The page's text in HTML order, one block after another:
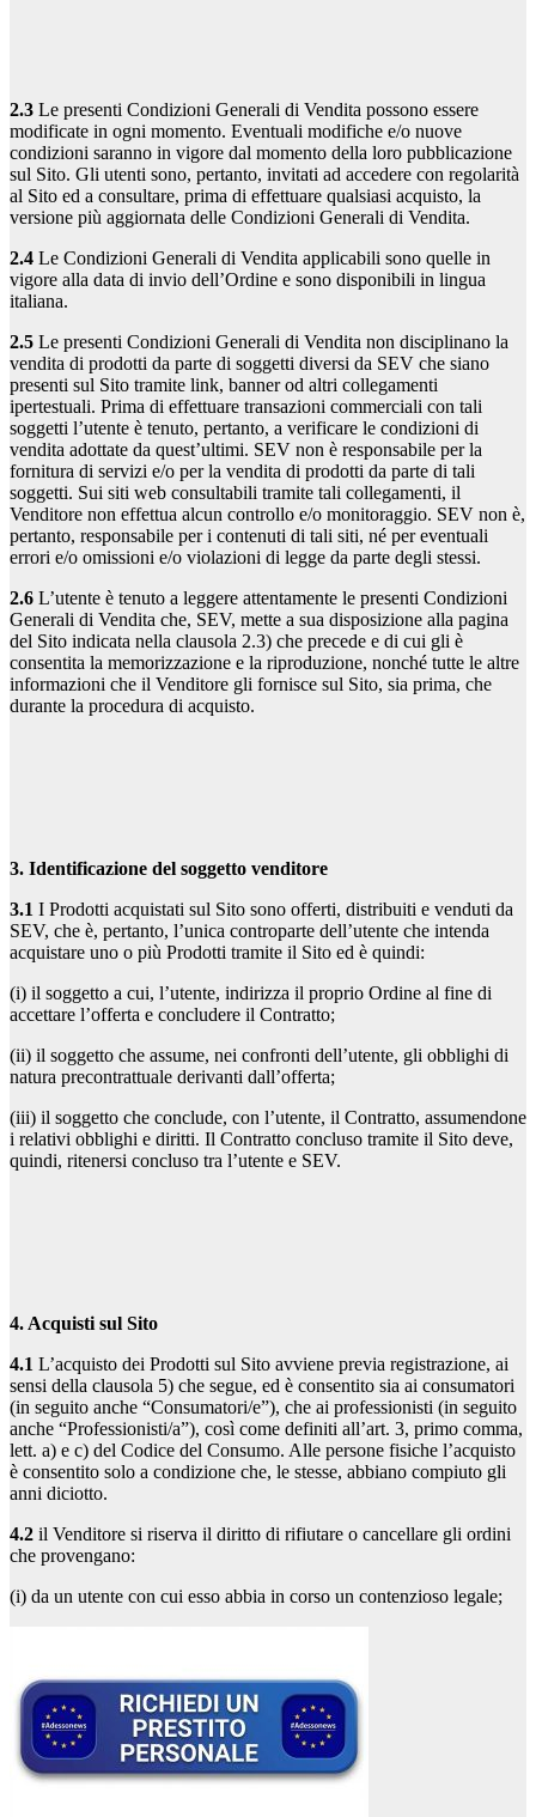
2.3 Le presenti Condizioni Generali di Vendita possono essere
modificate in ogni momento. Eventuali modifiche e/o nuove
condizioni saranno in vigore dal momento della loro pubblicazione
sul Sito. Gli utenti sono, pertanto, invitati ad accedere con regolarità
al Sito ed a consultare, prima di effettuare qualsiasi acquisto, la
versione più aggiornata delle Condizioni Generali di Vendita.
2.4 Le Condizioni Generali di Vendita applicabili sono quelle in
vigore alla data di invio dell’Ordine e sono disponibili in lingua
italiana.
2.5 Le presenti Condizioni Generali di Vendita non disciplinano la
vendita di prodotti da parte di soggetti diversi da SEV che siano
presenti sul Sito tramite link, banner od altri collegamenti
ipertestuali. Prima di effettuare transazioni commerciali con tali
soggetti l’utente è tenuto, pertanto, a verificare le condizioni di
vendita adottate da quest’ultimi. SEV non è responsabile per la
fornitura di servizi e/o per la vendita di prodotti da parte di tali
soggetti. Sui siti web consultabili tramite tali collegamenti, il
Venditore non effettua alcun controllo e/o monitoraggio. SEV non è,
pertanto, responsabile per i contenuti di tali siti, né per eventuali
errori e/o omissioni e/o violazioni di legge da parte degli stessi.
2.6 L’utente è tenuto a leggere attentamente le presenti Condizioni
Generali di Vendita che, SEV, mette a sua disposizione alla pagina
del Sito indicata nella clausola 2.3) che precede e di cui gli è
consentita la memorizzazione e la riproduzione, nonché tutte le altre
informazioni che il Venditore gli fornisce sul Sito, sia prima, che
durante la procedura di acquisto.
3. Identificazione del soggetto venditore
3.1 I Prodotti acquistati sul Sito sono offerti, distribuiti e venduti da
SEV, che è, pertanto, l’unica controparte dell’utente che intenda
acquistare uno o più Prodotti tramite il Sito ed è quindi:
(i) il soggetto a cui, l’utente, indirizza il proprio Ordine al fine di
accettare l’offerta e concludere il Contratto;
(ii) il soggetto che assume, nei confronti dell’utente, gli obblighi di
natura precontrattuale derivanti dall’offerta;
(iii) il soggetto che conclude, con l’utente, il Contratto, assumendone
i relativi obblighi e diritti. Il Contratto concluso tramite il Sito deve,
quindi, ritenersi concluso tra l’utente e SEV.
4. Acquisti sul Sito
4.1 L’acquisto dei Prodotti sul Sito avviene previa registrazione, ai
sensi della clausola 5) che segue, ed è consentito sia ai consumatori
(in seguito anche “Consumatori/e”), che ai professionisti (in seguito
anche “Professionisti/a”), così come definiti all’art. 3, primo comma,
lett. a) e c) del Codice del Consumo. Alle persone fisiche l’acquisto
è consentito solo a condizione che, le stesse, abbiano compiuto gli
anni diciotto.
4.2 il Venditore si riserva il diritto di rifiutare o cancellare gli ordini
che provengano:
(i) da un utente con cui esso abbia in corso un contenzioso legale;